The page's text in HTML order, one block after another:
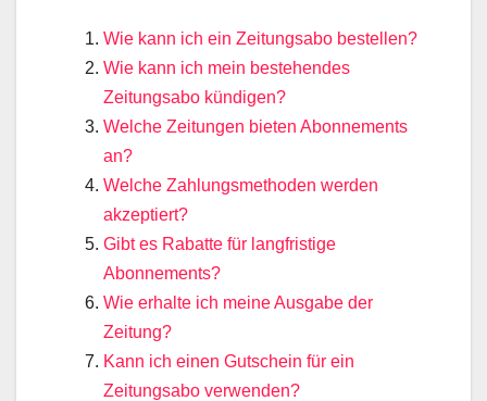
Wie kann ich ein Zeitungsabo bestellen?
Wie kann ich mein bestehendes
Zeitungsabo kündigen?
Welche Zeitungen bieten Abonnements
an?
Welche Zahlungsmethoden werden
akzeptiert?
Gibt es Rabatte für langfristige
Abonnements?
Wie erhalte ich meine Ausgabe der
Zeitung?
Kann ich einen Gutschein für ein
Zeitungsabo verwenden?